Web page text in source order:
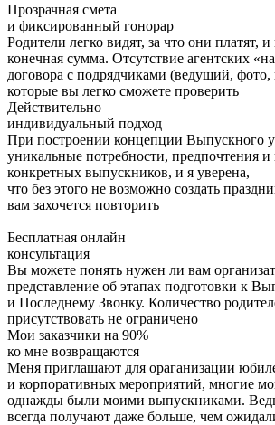
Прозрачная смета
и фиксированный гонорар
Родители легко видят, за что они платят,
конечная сумма. Отсутствие агентских
договора с подрядчиками (ведущий,
которые вы легко сможете проверить
Действительно
индивидуальный подход
При построении концепции Выпускного
уникальные потребности, предпочтения
конкретных выпускников, и я уверена,
что без этого не возможно создать
вам захочется повторить
Бесплатная онлайн
консультация
Вы можете понять нужен ли вам
представление об этапах подготовки к
и Последнему Звонку. Количество
присутствовать не ограничено
Мои заказчики на 90%
ко мне возвращаются
Меня приглашают для ораганизации
и корпоративных мероприятий, многие
однажды были моими выпускниками.
всегда получают даже больше, чем